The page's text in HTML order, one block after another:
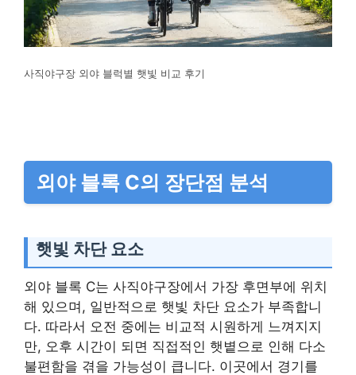
사직야구장 외야 블럭별 햇빛 비교 후기
외야 블록 C의 장단점 분석
햇빛 차단 요소
외야 블록 C는 사직야구장에서 가장 후면부에 위치
해 있으며, 일반적으로 햇빛 차단 요소가 부족합니
다. 따라서 오전 중에는 비교적 시원하게 느껴지지
만, 오후 시간이 되면 직접적인 햇볕으로 인해 다소
불편함을 겪을 가능성이 큽니다. 이곳에서 경기를